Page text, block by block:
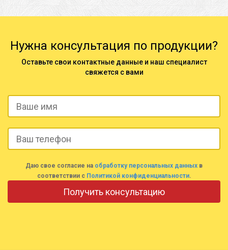
Нужна консультация по продукции?
Оставьте свои контактные данные и наш специалист
свяжется с вами
Даю свое согласие на обработку персональных данных в
соответствии с Политикой конфиденциальности.